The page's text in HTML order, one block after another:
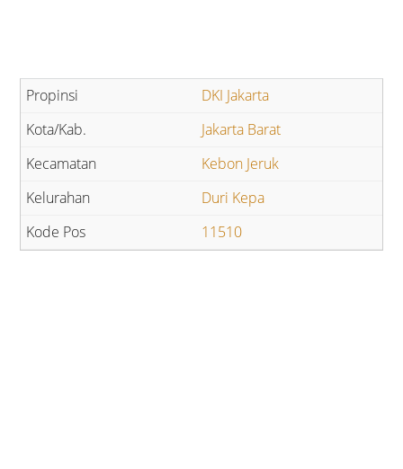
DKI Jakarta
Jakarta Barat
Kebon Jeruk
Duri Kepa
11510